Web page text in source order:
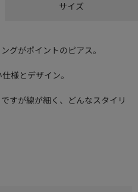
サイズ
グがポイントのピアス。
様とデザイン。
すが線が細く、どんなスタイリ